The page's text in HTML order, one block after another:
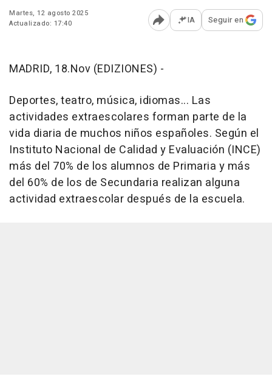
Martes, 12 agosto 2025
Actualizado: 17:40
Abrir opciones para
IA Seguir en
MADRID, 18.Nov (EDIZIONES) -
Deportes, teatro, música, idiomas... Las
actividades extraescolares forman parte de la
vida diaria de muchos niños españoles. Según el
Instituto Nacional de Calidad y Evaluación (INCE)
más del 70% de los alumnos de Primaria y más
del 60% de los de Secundaria realizan alguna
actividad extraescolar después de la escuela.